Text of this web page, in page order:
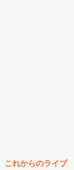
これからのライブ